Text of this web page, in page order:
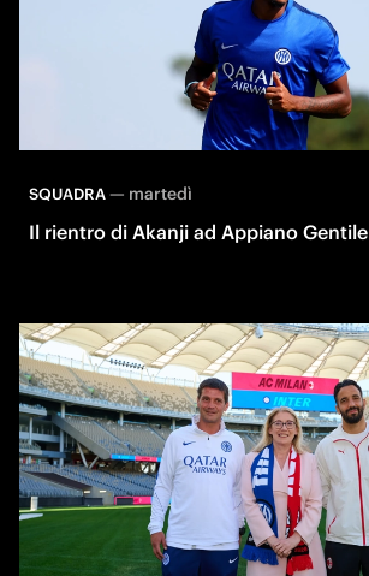
SQUADRA— martedì
Il rientro di Akanji ad Appiano Gentile